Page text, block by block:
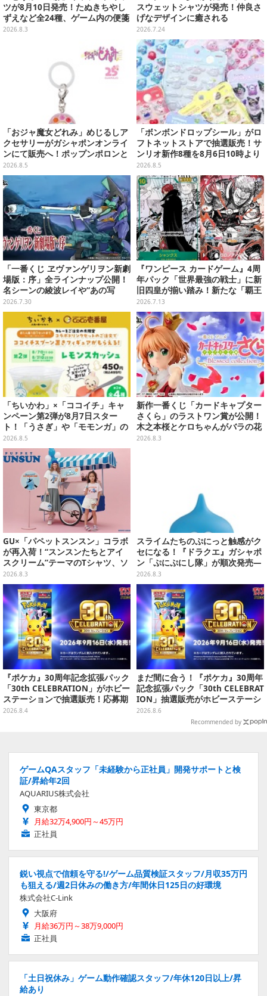
ツが8月10日発売！たぬきちやし
ずえなど全24種、ゲーム内の便箋
風メモカード全10種も
2026.8.3
スウェットシャツが発売！仲良さ
げなデザインに癒される
2026.7.24
「おジャ魔女どれみ」めじるしア
クセサリーがガシャポンオンライ
ンにて販売へ！ポップンポロンと
魔法玉の2連チャームなど全9種
2026.8.5
「ボンボンドロップシール」がロ
フトネットストアで抽選販売！サ
ンリオ新作8種を8月6日10時より
受付開始
2026.8.5
「一番くじ ヱヴァンゲリヲン新劇
場版：序」全ラインナップ公開！
名シーンの綾波レイや“あの写
真”の葛城ミサトフィギュアほ
か、場面写クリアファイルなど
2026.7.30
『ワンピース カードゲーム』4周
年パック「世界最強の戦士」に新
旧四皇が揃い踏み！新たな「覇王
色SP」のゾロ、ヤマトなど28枚も
の新カード一挙公開
2026.7.13
「ちいかわ」×「ココイチ」キャ
ンペーン第2弾が8月7日スター
ト！「うさぎ」や「モモンガ」の
スプーン置きをGETしよう
2026.8.5
新作一番くじ「カードキャプター
さくら」のラストワン賞が公開！
木之本桜とケロちゃんがバラの花
びらに包まれている姿で立体化
2026.8.3
GU×「パペットスンスン」コラボ
が再入荷！“スンスンたちとアイ
スクリーム”テーマのTシャツ、ソ
ックスなどが対象
2026.8.3
スライムたちのぷにっと触感がク
セになる！『ドラクエ』ガシャポ
ン「ぷにぷにし隊」が順次発売―
全4種ではぐれメタルは固め
2026.8.3
『ポケカ』30周年記念拡張パック
「30th CELEBRATION」がホビー
ステーションで抽選販売！応募期
間は8月6日23時59分まで
2026.8.4
まだ間に合う！『ポケカ』30周年
記念拡張パック「30th CELEBRAT
ION」抽選販売がホビーステーシ
ョンで実施中、8月6日まで
2026.8.6
Recommended by
ゲームQAスタッフ「未経験から正社員」開発サポートと検
証/昇給年2回
AQUARIUS株式会社
東京都
月給32万4,900円～45万円
正社員
鋭い視点で信頼を守る!/ゲーム品質検証スタッフ/月収35万円
も狙える/週2日休みの働き方/年間休日125日の好環境
株式会社C-Link
大阪府
月給36万円～38万9,000円
正社員
「土日祝休み」ゲーム動作確認スタッフ/年休120日以上/昇
給あり